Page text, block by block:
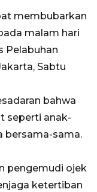
membubarkan
malam hari
Pelabuhan
Sabtu
bahwa
seperti anak-
bersama-sama.
pengemudi ojek
ketertiban